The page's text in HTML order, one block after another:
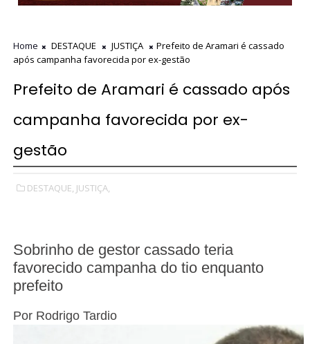
Home DESTAQUE JUSTIÇA
Prefeito de Aramari é cassado
após campanha favorecida por ex-gestão
Prefeito de Aramari é cassado após
campanha favorecida por ex-
gestão
DESTAQUE, JUSTIÇA,
Sobrinho de gestor cassado teria
favorecido campanha do tio enquanto
prefeito
Por Rodrigo Tardio